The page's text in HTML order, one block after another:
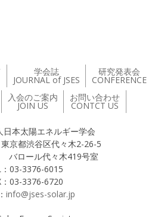
学会誌
JOURNAL of JSES
研究発表会
CONFERENCE
入会のご案内
JOIN US
お問い合わせ
CONTCT US
日本太陽エネルギー学会
京都渋谷区代々木2-26-5
代々木419号室
：03-3376-6015
：03-3376-6720
info@jses-solar.jp